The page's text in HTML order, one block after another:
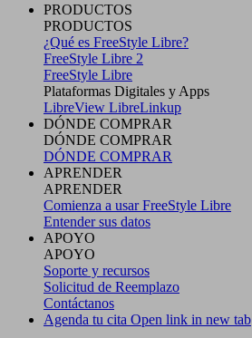
PRODUCTOS
PRODUCTOS
¿Qué es FreeStyle Libre?
FreeStyle Libre 2
FreeStyle Libre
Plataformas Digitales y Apps
LibreView LibreLinkup
DÓNDE COMPRAR
DÓNDE COMPRAR
DÓNDE COMPRAR
APRENDER
APRENDER
Comienza a usar FreeStyle Libre
Entender sus datos
APOYO
APOYO
Soporte y recursos
Solicitud de Reemplazo
Contáctanos
Agenda tu cita Open link in new tab